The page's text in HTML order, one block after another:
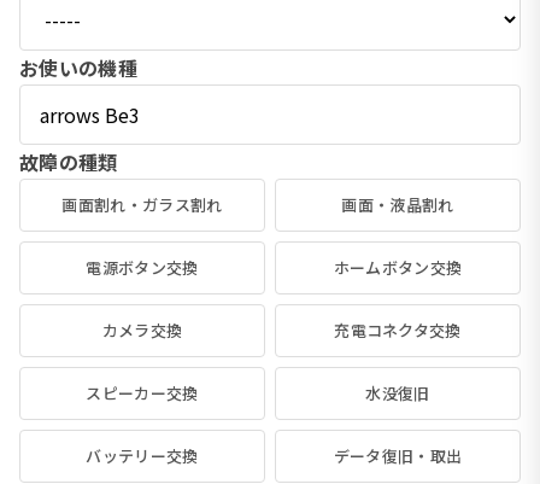
お使いの機種
故障の種類
画面割れ・ガラス割れ 画面・液晶割れ
電源ボタン交換 ホームボタン交換
カメラ交換 充電コネクタ交換
スピーカー交換 水没復旧
バッテリー交換 データ復旧・取出